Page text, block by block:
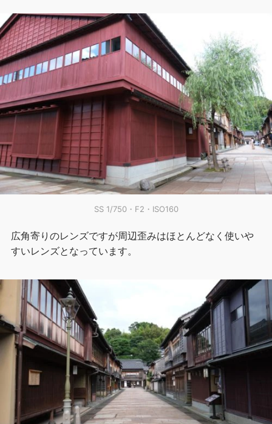
SS 1/750・F2・ISO160
広角寄りのレンズですが周辺歪みはほとんどなく使いや
すいレンズとなっています。